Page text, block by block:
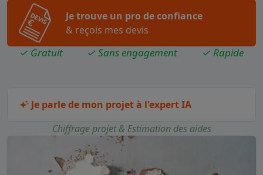
Je trouve un pro de confiance
& reçois mes devis
✓ Gratuit ✓ Sans engagement ✓ Rapide
Je parle de mon projet à l'expert IA
Chiffrage projet & Estimation des aides